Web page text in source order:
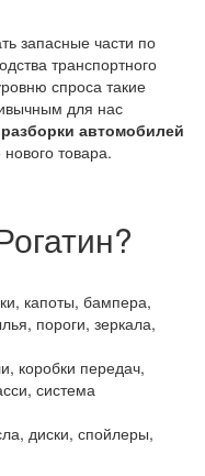
запасные части по
транспортного
спроса такие
для нас
автомобилей
товара.
капоты, бампера,
пороги, зеркала,
коробки передач,
система
диски, спойлеры,